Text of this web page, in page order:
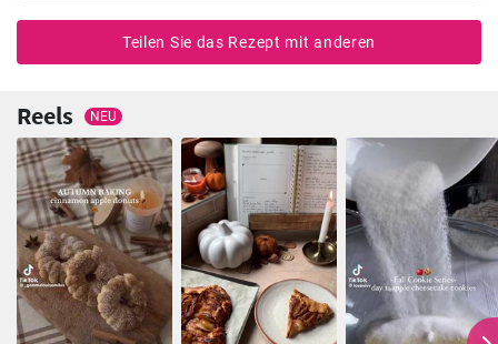
Teilen Sie das Rezept mit anderen
Reels NEU